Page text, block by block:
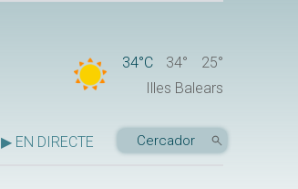
34°C 34°
25°
Illes Balears
▶ EN DIRECTE